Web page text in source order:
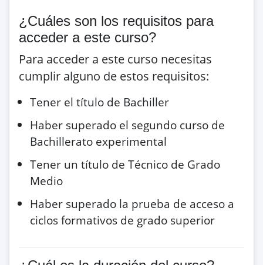
¿Cuáles son los requisitos para
acceder a este curso?
Para acceder a este curso necesitas
cumplir alguno de estos requisitos:
Tener el título de Bachiller
Haber superado el segundo curso de
Bachillerato experimental
Tener un título de Técnico de Grado
Medio
Haber superado la prueba de acceso a
ciclos formativos de grado superior